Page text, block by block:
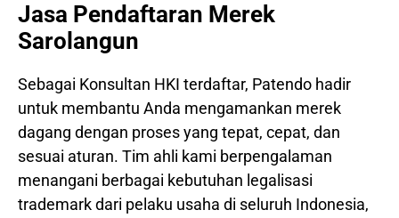
Jasa Pendaftaran Merek
Sarolangun
Sebagai Konsultan HKI terdaftar, Patendo hadir
untuk membantu Anda mengamankan merek
dagang dengan proses yang tepat, cepat, dan
sesuai aturan. Tim ahli kami berpengalaman
menangani berbagai kebutuhan legalisasi
trademark dari pelaku usaha di seluruh Indonesia,